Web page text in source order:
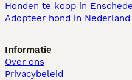
Honden te koop in Enschede
Adopteer hond in Nederland
Informatie
Over ons
Privacybeleid